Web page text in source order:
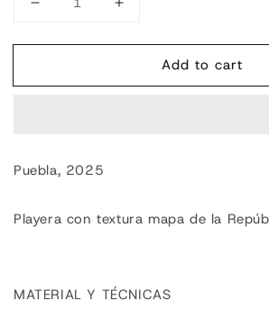
Decrease
México
Increase
Add to cart
Puebla, 2025
Playera con textura mapa de la
MATERIAL Y TÉCNICAS